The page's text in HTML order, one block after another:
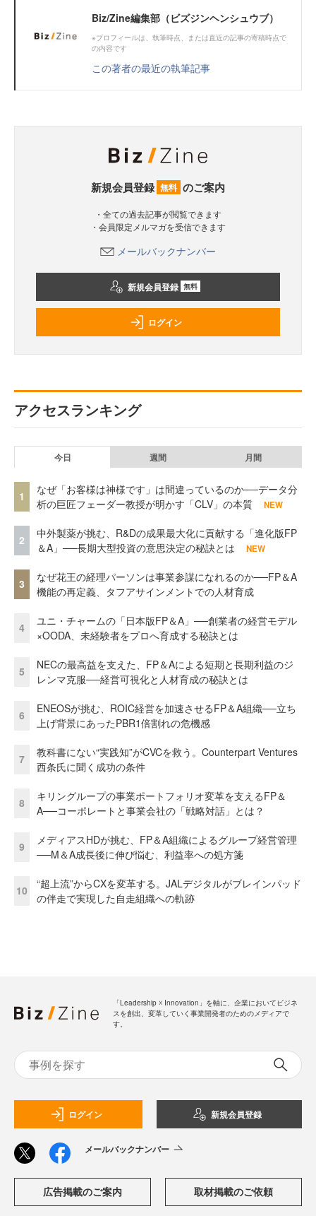
Biz/Zine編集部（ビズジンヘンシュウブ）
※プロフィールは、執筆時点、または直近の記事の寄稿時点で
の内容です
この著者の最近の執筆記事
新規会員登録 無料 のご案内
・全ての過去記事が閲覧できます
・会員限定メルマガを受信できます
メールバックナンバー
新規会員登録 無料
ログイン
アクセスランキング
今日 週間 月間
1
なぜ「お客様は神様です」は間違っているのか──データ分
析の巨匠フェーダー教授が明かす「CLV」の本質
NEW
2
中外製薬が挑む、R&Dの成果最大化に貢献する「進化版FP
＆A」──長期大型投資の意思決定の秘訣とは
NEW
3
なぜ花王の経理パーソンは事業参謀になれるのか──FP＆A
機能の再定義、タフアサインメントでの人材育成
4
ユニ・チャームの「日本版FP＆A」──創業者の経営モデル
×OODA、未経験者をプロへ育成する秘訣とは
5
NECの最高益を支えた、FP＆Aによる短期と長期利益のジ
レンマ克服──経営可視化と人材育成の秘訣とは
6
ENEOSが挑む、ROIC経営を加速させるFP＆A組織──立ち
上げ背景にあったPBR1倍割れの危機感
7
教科書にない“実践知”がCVCを救う。Counterpart Ventures
西条氏に聞く成功の条件
8
キリングループの事業ポートフォリオ変革を支えるFP＆
A──コーポレートと事業会社の「戦略対話」とは？
9
メディアスHDが挑む、FP＆A組織によるグループ経営管理
──M＆A成長後に伸び悩む、利益率への処方箋
10
“超上流”からCXを変革する。JALデジタルがブレインパッド
の伴走で実現した自走組織への軌跡
「Leadership ☓ Innovation」を軸に、企業においてビジネ
スを創出、変革していく事業開発者のためのメディアで
す。
ログイン 新規会員登録
メールバックナンバー
広告掲載のご案内 取材掲載のご依頼